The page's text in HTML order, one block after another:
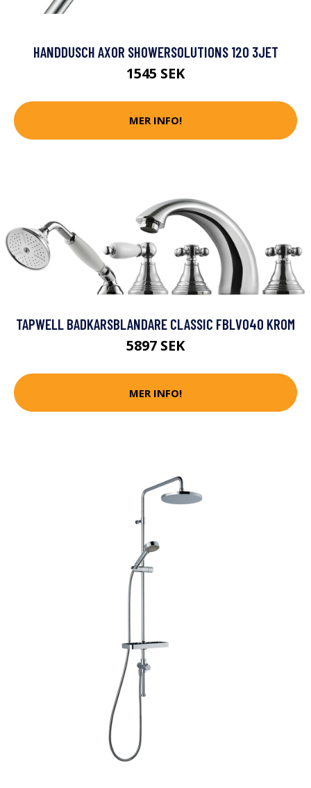
HANDDUSCH AXOR SHOWERSOLUTIONS 120 3JET
1545 SEK
MER INFO!
TAPWELL BADKARSBLANDARE CLASSIC FBLV040 KROM
5897 SEK
MER INFO!